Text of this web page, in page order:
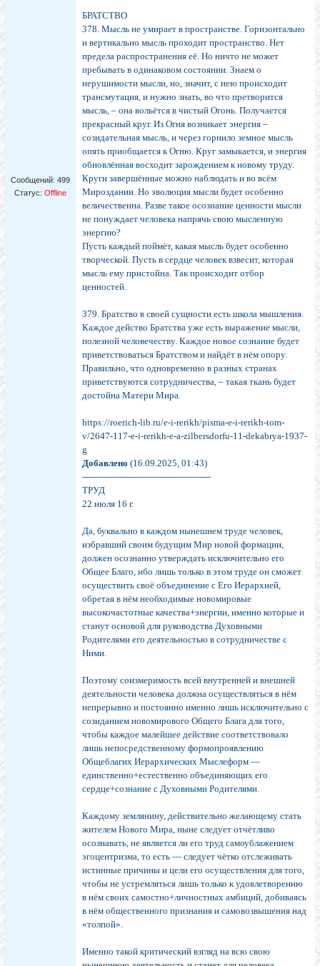
Сообщений: 499
Статус: Offline
БРАТСТВО
378. Мысль не умирает в пространстве. Горизонтально
и вертикально мысль проходит пространство. Нет
предела распространения её. Но ничто не может
пребывать в одинаковом состоянии. Знаем о
нерушимости мысли, но, значит, с нею происходит
трансмутация, и нужно знать, во что претворится
мысль, – она вольётся в чистый Огонь. Получается
прекрасный круг. Из Огня возникает энергия –
созидательная мысль, и через горнило земное мысль
опять приобщается к Огню. Круг замыкается, и энергия
обновлённая восходит зарождением к новому труду.
Круги завершённые можно наблюдать и во всём
Мироздании. Но эволюция мысли будет особенно
величественна. Разве такое осознание ценности мысли
не понуждает человека напрячь свою мысленную
энергию?
Пусть каждый поймёт, какая мысль будет особенно
творческой. Пусть в сердце человек взвесит, которая
мысль ему пристойна. Так происходит отбор
ценностей.
379. Братство в своей сущности есть школа мышления.
Каждое действо Братства уже есть выражение мысли,
полезной человечеству. Каждое новое сознание будет
приветствоваться Братством и найдёт в нём опору.
Правильно, что одновременно в разных странах
приветствуются сотрудничества, – такая ткань будет
достойна Матери Мира.
https://roerich-lib.ru/e-i-rerikh/pisma-e-i-rerikh-tom-
v/2647-117-e-i-rerikh-e-a-zilbersdorfu-11-dekabrya-1937-
g
Добавлено (16.09.2025, 01:43)
---------------------------------------------
ТРУД
22 июля 16 г.
Да, буквально в каждом нынешнем труде человек,
избравший своим будущим Мир новой формации,
должен осознанно утверждать исключительно его
Общее Благо, ибо лишь только в этом труде он сможет
осуществить своё объединение с Его Иерархией,
обретая в нём необходимые новомировые
высокочастотные качества+энергии, именно которые и
станут основой для руководства Духовными
Родителями его деятельностью в сотрудничестве с
Ними.
Поэтому соизмеримость всей внутренней и внешней
деятельности человека должна осуществляться в нём
непрерывно и постоянно именно лишь исключительно с
созиданием новомирового Общего Блага для того,
чтобы каждое малейшее действие соответствовало
лишь непосредственному формопроявлению
Общеблагих Иерархических Мыслеформ —
единственно+естественно объединяющих его
сердце+сознание с Духовными Родителями.
Каждому землянину, действительно желающему стать
жителем Нового Мира, ныне следует отчётливо
осознавать, не является ли его труд самоублажением
эгоцентризма, то есть — следует чётко отслеживать
истинные причины и цели его осуществления для того,
чтобы не устремляться лишь только к удовлетворению
в нём своих самостно+личностных амбиций, добиваясь
в нём общественного признания и самовозвышения над
«толпой».
Именно такой критический взгляд на всю свою